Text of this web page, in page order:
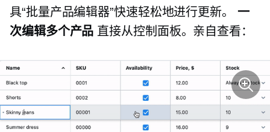
具“批量产品编辑器”快速轻松地进行更新。 一
次编辑多个产品 直接从控制面板。亲自查看：